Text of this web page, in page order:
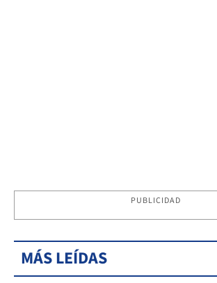
PUBLICIDAD
MÁS LEÍDAS